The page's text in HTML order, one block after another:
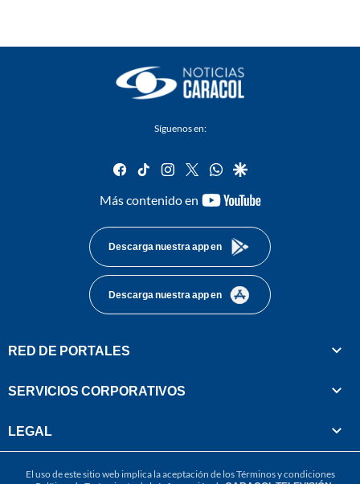
Síguenos en:
facebook
tiktok instagram
twitterwhatsapp
google
Más contenido en
youtube-
Descarga nuestra app en
Descarga nuestra app en
RED DE PORTALES
SERVICIOS CORPORATIVOS
LEGAL
El uso de este sitio web implica la aceptación de losTérminos y condiciones